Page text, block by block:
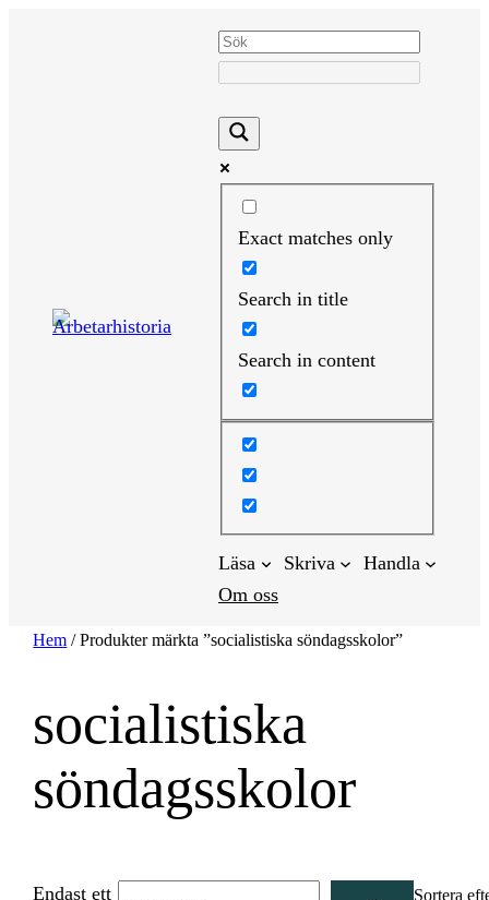
Exact matches only
Search in title
Search in content
Läsa Skriva
Handla
Om oss
Hem / Produkter märkta ”socialistiska söndagsskolor”
socialistiska
söndagsskolor
Endast ett
Sortera